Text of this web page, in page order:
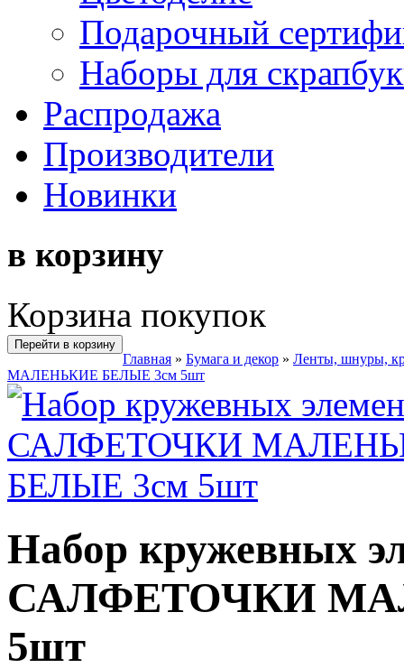
Подарочный
Наборы для
Распродажа
Производители
Новинки
в корзину
Корзина покупок
Перейти в корзину
Главная » Бумага и декор » Ленты, шнуры,
МАЛЕНЬКИЕ БЕЛЫЕ 3см 5шт
Набор кружевных
САЛФЕТОЧКИ
5шт